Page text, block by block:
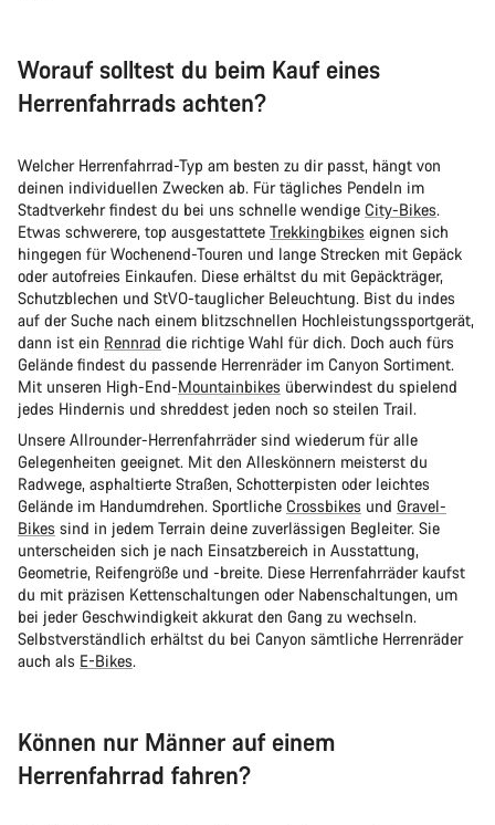
Worauf solltest du beim Kauf eines
Herrenfahrrads achten?
Welcher Herrenfahrrad-Typ am besten zu dir passt, hängt von
deinen individuellen Zwecken ab. Für tägliches Pendeln im
Stadtverkehr findest du bei uns schnelle wendige City-Bikes.
Etwas schwerere, top ausgestattete Trekkingbikes eignen sich
hingegen für Wochenend-Touren und lange Strecken mit Gepäck
oder autofreies Einkaufen. Diese erhältst du mit Gepäckträger,
Schutzblechen und StVO-tauglicher Beleuchtung. Bist du indes
auf der Suche nach einem blitzschnellen Hochleistungssportgerät,
dann ist ein Rennrad die richtige Wahl für dich. Doch auch fürs
Gelände findest du passende Herrenräder im Canyon Sortiment.
Mit unseren High-End-Mountainbikes überwindest du spielend
jedes Hindernis und shreddest jeden noch so steilen Trail.
Unsere Allrounder-Herrenfahrräder sind wiederum für alle
Gelegenheiten geeignet. Mit den Alleskönnern meisterst du
Radwege, asphaltierte Straßen, Schotterpisten oder leichtes
Gelände im Handumdrehen. Sportliche Crossbikes und Gravel-
Bikes sind in jedem Terrain deine zuverlässigen Begleiter. Sie
unterscheiden sich je nach Einsatzbereich in Ausstattung,
Geometrie, Reifengröße und -breite. Diese Herrenfahrräder kaufst
du mit präzisen Kettenschaltungen oder Nabenschaltungen, um
bei jeder Geschwindigkeit akkurat den Gang zu wechseln.
Selbstverständlich erhältst du bei Canyon sämtliche Herrenräder
auch als E-Bikes.
Können nur Männer auf einem
Herrenfahrrad fahren?